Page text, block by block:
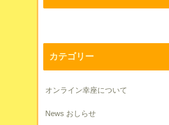
カテゴリー
オンライン幸座について
News おしらせ